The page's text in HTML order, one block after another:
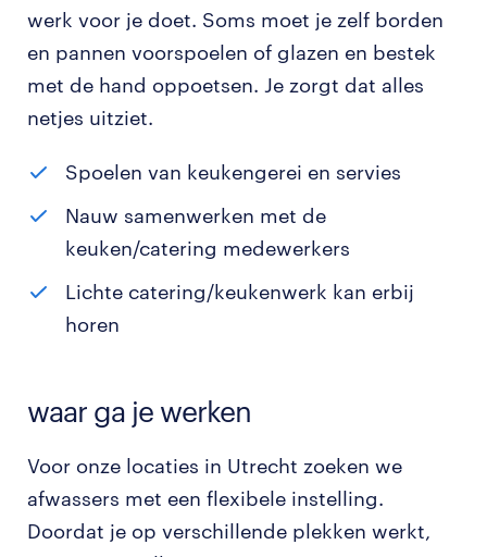
werk voor je doet. Soms moet je zelf borden
en pannen voorspoelen of glazen en bestek
met de hand oppoetsen. Je zorgt dat alles
netjes uitziet.
Spoelen van keukengerei en servies
Nauw samenwerken met de
keuken/catering medewerkers
Lichte catering/keukenwerk kan erbij
horen
waar ga je werken
Voor onze locaties in Utrecht zoeken we
afwassers met een flexibele instelling.
Doordat je op verschillende plekken werkt,